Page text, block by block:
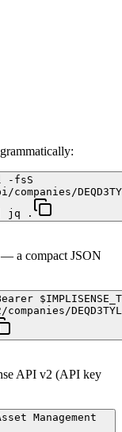
-fsS
jq .
a compact JSON
API v2 (API key
Management